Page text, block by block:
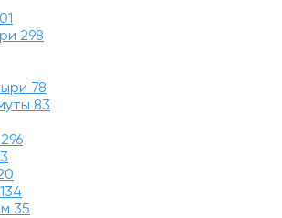
298
78
83
296
134
35